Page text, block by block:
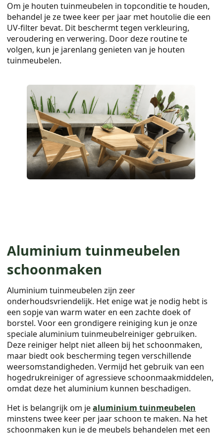
Om je houten tuinmeubelen in topconditie te houden,
behandel je ze twee keer per jaar met houtolie die een
UV-filter bevat. Dit beschermt tegen verkleuring,
veroudering en verwering. Door deze routine te
volgen, kun je jarenlang genieten van je houten
tuinmeubelen.
Aluminium tuinmeubelen
schoonmaken
Aluminium tuinmeubelen zijn zeer
onderhoudsvriendelijk. Het enige wat je nodig hebt is
een sopje van warm water en een zachte doek of
borstel. Voor een grondigere reiniging kun je onze
speciale aluminium tuinmeubelreiniger gebruiken.
Deze reiniger helpt niet alleen bij het schoonmaken,
maar biedt ook bescherming tegen verschillende
weersomstandigheden. Vermijd het gebruik van een
hogedrukreiniger of agressieve schoonmaakmiddelen,
omdat deze het aluminium kunnen beschadigen.
Het is belangrijk om jealuminium tuinmeubelen
minstens twee keer per jaar schoon te maken. Na het
schoonmaken kun je de meubels behandelen met een